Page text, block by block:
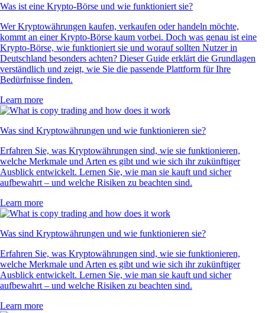
Was ist eine Krypto-Börse und wie funktioniert sie?
Wer Kryptowährungen kaufen, verkaufen oder handeln möchte,
kommt an einer Krypto-Börse kaum vorbei. Doch was genau ist eine
Krypto-Börse, wie funktioniert sie und worauf sollten Nutzer in
Deutschland besonders achten? Dieser Guide erklärt die Grundlagen
verständlich und zeigt, wie Sie die passende Plattform für Ihre
Bedürfnisse finden.
Learn more
Was sind Kryptowährungen und wie funktionieren sie?
Erfahren Sie, was Kryptowährungen sind, wie sie funktionieren,
welche Merkmale und Arten es gibt und wie sich ihr zukünftiger
Ausblick entwickelt. Lernen Sie, wie man sie kauft und sicher
aufbewahrt – und welche Risiken zu beachten sind.
Learn more
Was sind Kryptowährungen und wie funktionieren sie?
Erfahren Sie, was Kryptowährungen sind, wie sie funktionieren,
welche Merkmale und Arten es gibt und wie sich ihr zukünftiger
Ausblick entwickelt. Lernen Sie, wie man sie kauft und sicher
aufbewahrt – und welche Risiken zu beachten sind.
Learn more